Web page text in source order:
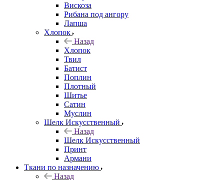
Вискоза
Рибана под ангору
Лапша
Хлопок
Назад
Хлопок
Твил
Батист
Поплин
Плотный
Шитье
Сатин
Муслин
Шелк Искусственный
Назад
Шелк Искусственный
Принт
Армани
Ткани по назначению
Назад